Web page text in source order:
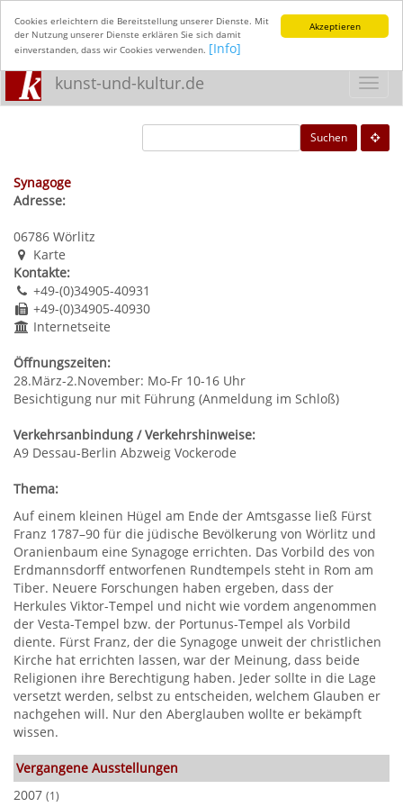
Akzeptieren
Cookies erleichtern die Bereitstellung unserer Dienste. Mit
der Nutzung unserer Dienste erklären Sie sich damit
einverstanden, dass wir Cookies verwenden. [Info]
kunst-und-kultur.de
Suchen
Synagoge
Adresse:
06786 Wörlitz
Karte
Kontakte:
+49-(0)34905-40931
+49-(0)34905-40930
Internetseite
Öffnungszeiten:
28.März-2.November: Mo-Fr 10-16 Uhr
Besichtigung nur mit Führung (Anmeldung im Schloß)
Verkehrsanbindung / Verkehrshinweise:
A9 Dessau-Berlin Abzweig Vockerode
Thema:
Auf einem kleinen Hügel am Ende der Amtsgasse ließ Fürst
Franz 1787–90 für die jüdische Bevölkerung von Wörlitz und
Oranienbaum eine Synagoge errichten. Das Vorbild des von
Erdmannsdorff entworfenen Rundtempels steht in Rom am
Tiber. Neuere Forschungen haben ergeben, dass der
Herkules Viktor-Tempel und nicht wie vordem angenommen
der Vesta-Tempel bzw. der Portunus-Tempel als Vorbild
diente. Fürst Franz, der die Synagoge unweit der christlichen
Kirche hat errichten lassen, war der Meinung, dass beide
Religionen ihre Berechtigung haben. Jeder sollte in die Lage
versetzt werden, selbst zu entscheiden, welchem Glauben er
nachgehen will. Nur den Aberglauben wollte er bekämpft
wissen.
Vergangene Ausstellungen
2007 (1)